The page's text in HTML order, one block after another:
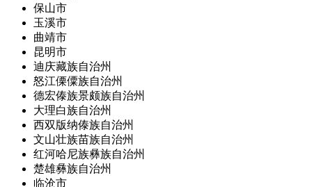
保山市
玉溪市
曲靖市
昆明市
迪庆藏族自治州
怒江傈僳族自治州
德宏傣族景颇族自治州
大理白族自治州
西双版纳傣族自治州
文山壮族苗族自治州
红河哈尼族彝族自治州
楚雄彝族自治州
临沧市